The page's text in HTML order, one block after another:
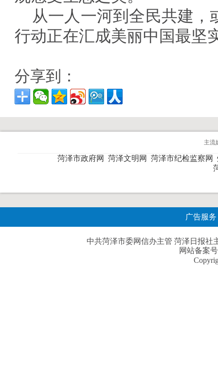
从一人一河到全民共建
行动正在汇成美丽中国最坚
分享到：
主流
菏泽市政府网 菏泽文明网 菏泽市纪检监察网
广告服务
中共菏泽市委网信办主管 菏泽日报社
网站备案